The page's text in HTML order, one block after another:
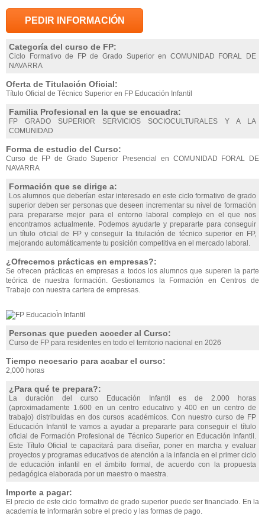
PEDIR INFORMACIÓN
Categoría del curso de FP:
Ciclo Formativo de FP de Grado Superior en COMUNIDAD FORAL DE
NAVARRA
Oferta de Titulación Oficial:
Título Oficial de Técnico Superior en FP Educación Infantil
Familia Profesional en la que se encuadra:
FP GRADO SUPERIOR SERVICIOS SOCIOCULTURALES Y A LA
COMUNIDAD
Forma de estudio del Curso:
Curso de FP de Grado Superior Presencial en COMUNIDAD FORAL DE
NAVARRA
Formación que se dirige a:
Los alumnos que deberían estar interesado en este ciclo formativo de grado
superior deben ser personas que deseen incrementar su nivel de formación
para prepararse mejor para el entorno laboral complejo en el que nos
encontramos actualmente. Podemos ayudarte y prepararte para conseguir
un título oficial de FP y conseguir la titulación de técnico superior en FP,
mejorando automáticamente tu posición competitiva en el mercado laboral.
¿Ofrecemos prácticas en empresas?:
Se ofrecen prácticas en empresas a todos los alumnos que superen la parte
teórica de nuestra formación. Gestionamos la Formación en Centros de
Trabajo con nuestra cartera de empresas.
Personas que pueden acceder al Curso:
Curso de FP para residentes en todo el territorio nacional en 2026
Tiempo necesario para acabar el curso:
2,000 horas
¿Para qué te prepara?:
La duración del curso Educación Infantil es de 2.000 horas
(aproximadamente 1.600 en un centro educativo y 400 en un centro de
trabajo) distribuidas en dos cursos académicos. Con nuestro curso de FP
Educación Infantil te vamos a ayudar a prepararte para conseguir el título
oficial de Formación Profesional de Técnico Superior en Educación Infantil.
Este Título Oficial te capacitará para diseñar, poner en marcha y evaluar
proyectos y programas educativos de atención a la infancia en el primer ciclo
de educación infantil en el ámbito formal, de acuerdo con la propuesta
pedagógica elaborada por un maestro o maestra.
Importe a pagar:
El precio de este ciclo formativo de grado superior puede ser financiado. En la
academia te informarán sobre el precio y las formas de pago.